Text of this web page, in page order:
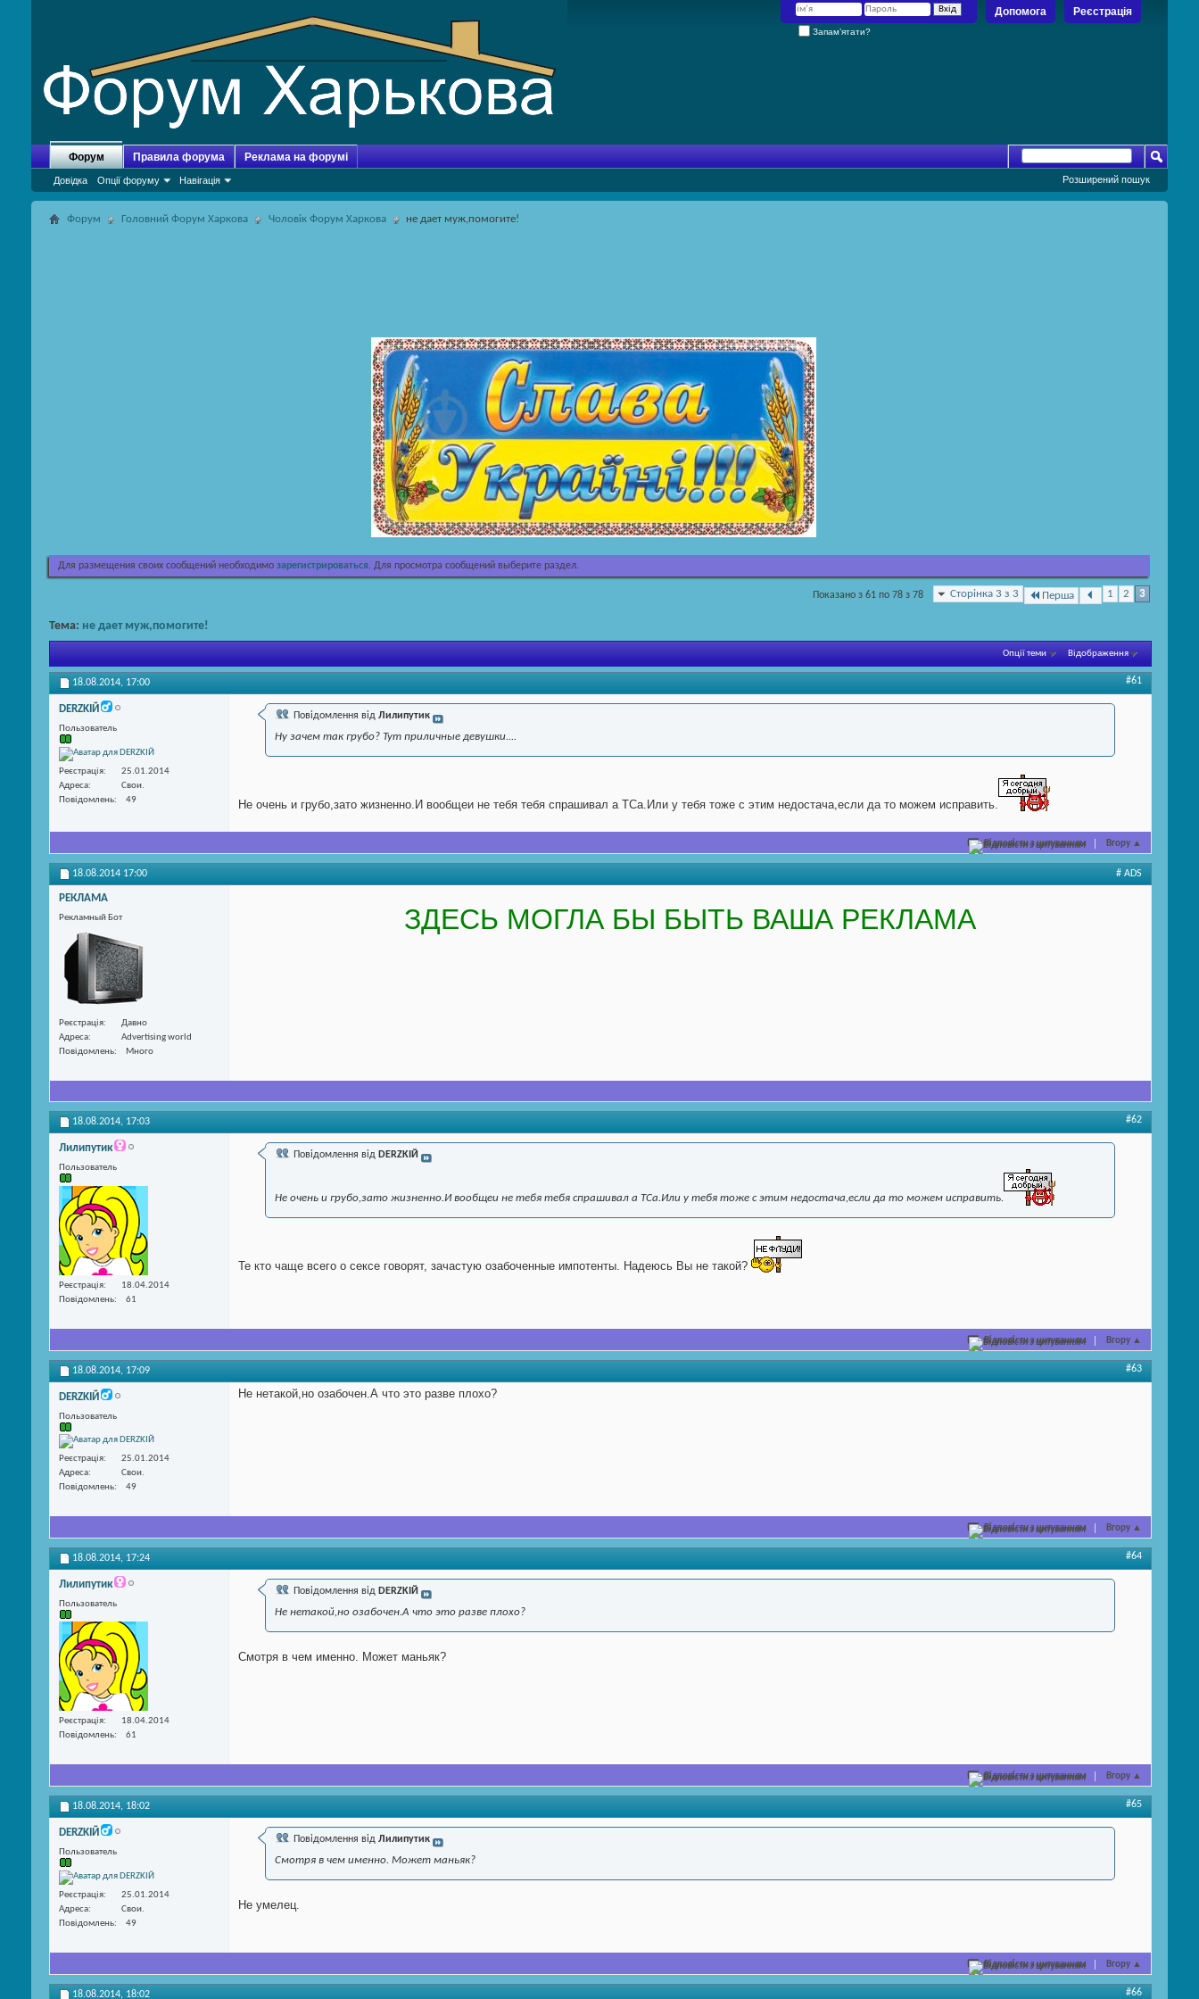
Реєстрація
Допомога
Запам’ятати?
Форум
Довідка Опції форуму Навігація
Правила форума Реклама на форумі
Розширений пошук
Форум Головний Форум Харкова Чоловік Форум Харкова не дает муж,помогите!
Для размещения своих сообщений необходимо зарегистрироваться. Для просмотра сообщений выберите раздел.
Сторінка 3 з 3 Перша 1 2 3
Показано з 61 по 78 з 78
Тема: не дает муж,помогите!
Опції теми Відображення
18.08.2014, 17:00 #61
DERZKIЙ
Пользователь
Реєстрація
25.01.2014
Адреса
Свои.
Повідомлень
49
Повідомлення від Лилипутик
Ну зачем так грубо? Тут приличные девушки....
Не очень и грубо,зато жизненно.И вообщеи не тебя тебя спрашивал а ТСа.Или у тебя тоже с этим недостача,если да то можем исправить.
Відповісти з цитуванням Вгору ▲
18.08.2014 17:00 # ADS
РЕКЛАМА
Рекламный Бот
Реєстрація
Давно
Адреса
Advertising world
Повідомлень
Много
ЗДЕСЬ МОГЛА БЫ БЫТЬ ВАША РЕКЛАМА
18.08.2014, 17:03 #62
Лилипутик
Пользователь
Реєстрація
18.04.2014
Повідомлень
61
Повідомлення від DERZKIЙ
Не очень и грубо,зато жизненно.И вообщеи не тебя тебя спрашивал а ТСа.Или у тебя тоже с этим недостача,если да то можем исправить.
Те кто чаще всего о сексе говорят, зачастую озабоченные импотенты. Надеюсь Вы не такой?
Відповісти з цитуванням Вгору ▲
18.08.2014, 17:09 #63
DERZKIЙ
Пользователь
Реєстрація
25.01.2014
Адреса
Свои.
Повідомлень
49
Не нетакой,но озабочен.А что это разве плохо?
Відповісти з цитуванням Вгору ▲
18.08.2014, 17:24 #64
Лилипутик
Пользователь
Реєстрація
18.04.2014
Повідомлень
61
Повідомлення від DERZKIЙ
Не нетакой,но озабочен.А что это разве плохо?
Смотря в чем именно. Может маньяк?
Відповісти з цитуванням Вгору ▲
18.08.2014, 18:02 #65
DERZKIЙ
Пользователь
Реєстрація
25.01.2014
Адреса
Свои.
Повідомлень
49
Повідомлення від Лилипутик
Смотря в чем именно. Может маньяк?
Не умелец.
Відповісти з цитуванням Вгору ▲
18.08.2014, 18:02 #66